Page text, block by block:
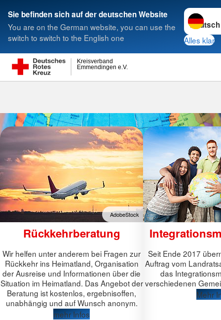
Sie befinden sich auf der deutschen Website
You are on the German website, you can use the
switch to switch to the English one
Sprache
Alles klar
Emmendingen e.V.
Kreisverband
Suche
AdobeStock
AdobeStock
Rückkehrberatung
Wir helfen unter anderem bei Fragen zur
Rückkehr ins Heimatland, Organisation
der Ausreise und Informationen über die
Situation im Heimatland. Das Angebot der
Beratung ist kostenlos, ergebnisoffen,
unabhängig und auf Wunsch anonym.
mehr Infos
Seit Ende 2017
Auftrag vom
das
verschiedenen
Mehr